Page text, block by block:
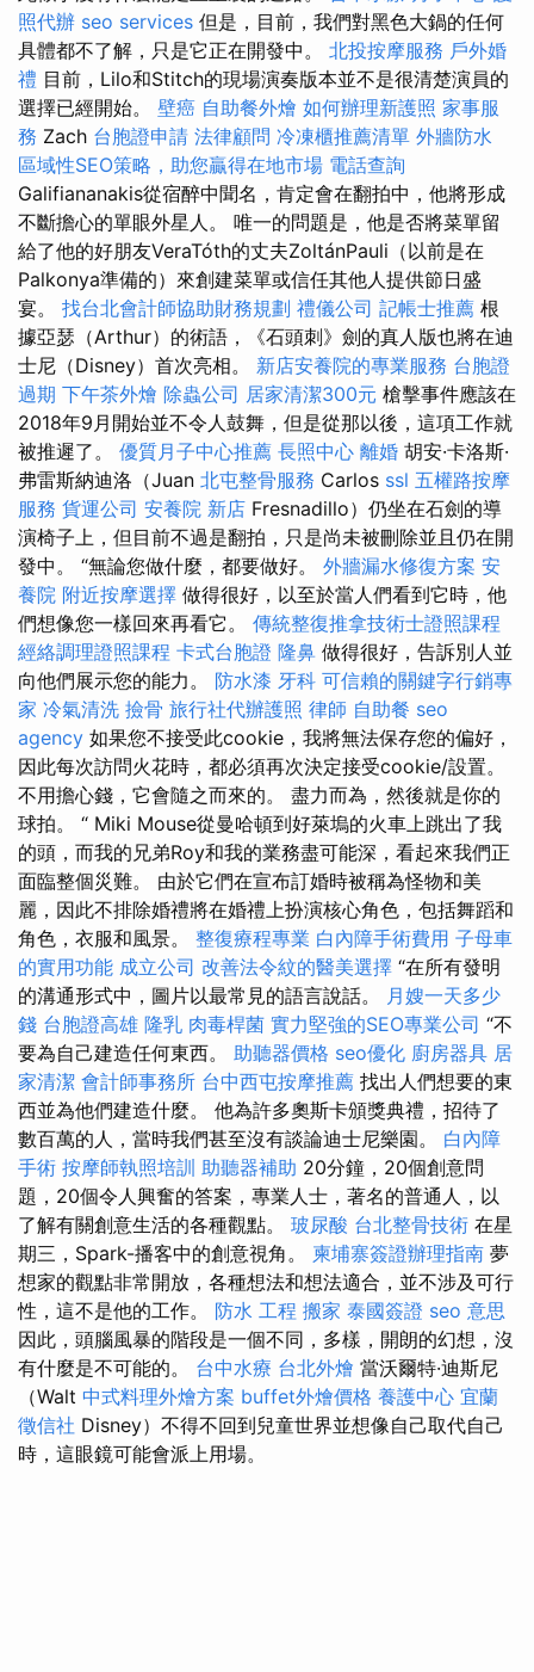
照代辦 seo services 但是，目前，我們對黑色大鍋的任何
具體都不了解，只是它正在開發中。 北投按摩服務 戶外婚
禮 目前，Lilo和Stitch的現場演奏版本並不是很清楚演員的
選擇已經開始。 壁癌 自助餐外燴 如何辦理新護照 家事服
務 Zach 台胞證申請 法律顧問 冷凍櫃推薦清單 外牆防水
區域性SEO策略，助您贏得在地市場 電話查詢
Galifiananakis從宿醉中聞名，肯定會在翻拍中，他將形成
不斷擔心的單眼外星人。 唯一的問題是，他是否將菜單留
給了他的好朋友VeraTóth的丈夫ZoltánPauli（以前是在
Palkonya準備的）來創建菜單或信任其他人提供節日盛
宴。 找台北會計師協助財務規劃 禮儀公司 記帳士推薦 根
據亞瑟（Arthur）的術語，《石頭刺》劍的真人版也將在迪
士尼（Disney）首次亮相。 新店安養院的專業服務 台胞證
過期 下午茶外燴 除蟲公司 居家清潔300元 槍擊事件應該在
2018年9月開始並不令人鼓舞，但是從那以後，這項工作就
被推遲了。 優質月子中心推薦 長照中心 離婚 胡安·卡洛斯·
弗雷斯納迪洛（Juan 北屯整骨服務 Carlos ssl 五權路按摩
服務 貨運公司 安養院 新店 Fresnadillo）仍坐在石劍的導
演椅子上，但目前不過是翻拍，只是尚未被刪除並且仍在開
發中。 “無論您做什麼，都要做好。 外牆漏水修復方案 安
養院 附近按摩選擇 做得很好，以至於當人們看到它時，他
們想像您一樣回來再看它。 傳統整復推拿技術士證照課程
經絡調理證照課程 卡式台胞證 隆鼻 做得很好，告訴別人並
向他們展示您的能力。 防水漆 牙科 可信賴的關鍵字行銷專
家 冷氣清洗 撿骨 旅行社代辦護照 律師 自助餐 seo
agency 如果您不接受此cookie，我將無法保存您的偏好，
因此每次訪問火花時，都必須再次決定接受cookie/設置。
不用擔心錢，它會隨之而來的。 盡力而為，然後就是你的
球拍。 “ Miki Mouse從曼哈頓到好萊塢的火車上跳出了我
的頭，而我的兄弟Roy和我的業務盡可能深，看起來我們正
面臨整個災難。 由於它們在宣布訂婚時被稱為怪物和美
麗，因此不排除婚禮將在婚禮上扮演核心角色，包括舞蹈和
角色，衣服和風景。 整復療程專業 白內障手術費用 子母車
的實用功能 成立公司 改善法令紋的醫美選擇 “在所有發明
的溝通形式中，圖片以最常見的語言說話。 月嫂一天多少
錢 台胞證高雄 隆乳 肉毒桿菌 實力堅強的SEO專業公司 “不
要為自己建造任何東西。 助聽器價格 seo優化 廚房器具 居
家清潔 會計師事務所 台中西屯按摩推薦 找出人們想要的東
西並為他們建造什麼。 他為許多奧斯卡頒獎典禮，招待了
數百萬的人，當時我們甚至沒有談論迪士尼樂園。 白內障
手術 按摩師執照培訓 助聽器補助 20分鐘，20個創意問
題，20個令人興奮的答案，專業人士，著名的普通人，以
了解有關創意生活的各種觀點。 玻尿酸 台北整骨技術 在星
期三，Spark-播客中的創意視角。 柬埔寨簽證辦理指南 夢
想家的觀點非常開放，各種想法和想法適合，並不涉及可行
性，這不是他的工作。 防水 工程 搬家 泰國簽證 seo 意思
因此，頭腦風暴的階段是一個不同，多樣，開朗的幻想，沒
有什麼是不可能的。 台中水療 台北外燴 當沃爾特·迪斯尼
（Walt 中式料理外燴方案 buffet外燴價格 養護中心 宜蘭
徵信社 Disney）不得不回到兒童世界並想像自己取代自己
時，這眼鏡可能會派上用場。